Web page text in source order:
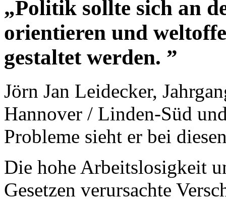
„Politik sollte sich an
orientieren und
gestaltet werden. ”
Jörn Jan Leidecker,
Hannover / Linden-Süd
Probleme sieht er bei
Die hohe Arbeitslosigkeit
Gesetzen verursachte